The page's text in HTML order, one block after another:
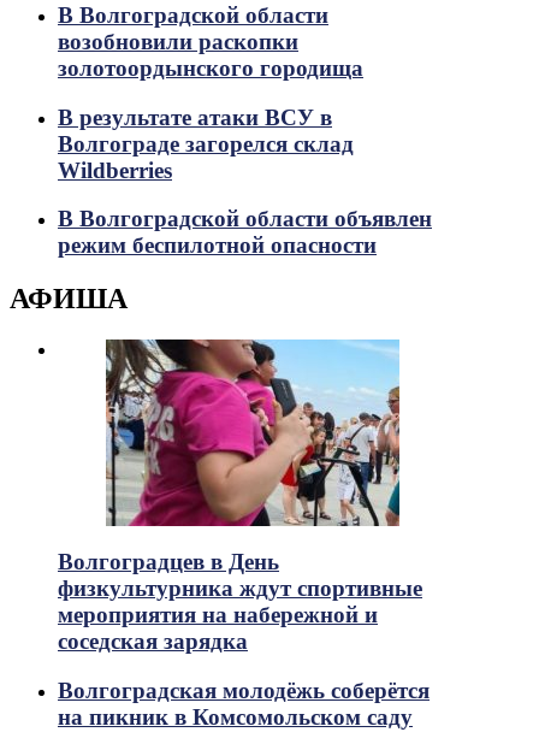
В Волгоградской области
возобновили раскопки
золотоордынского городища
В результате атаки ВСУ в
Волгограде загорелся склад
Wildberries
В Волгоградской области объявлен
режим беспилотной опасности
АФИША
Волгоградцев в День
физкультурника ждут спортивные
мероприятия на набережной и
соседская зарядка
Волгоградская молодёжь соберётся
на пикник в Комсомольском саду